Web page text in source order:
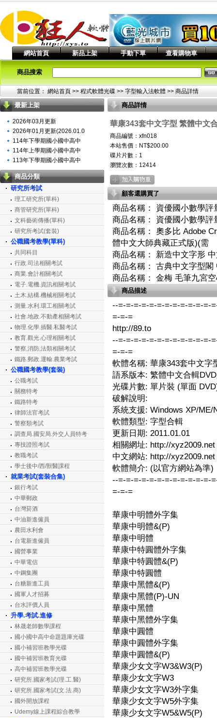
網站首頁 新品上架 手動下單 查看購物車
商品搜索
當前位置： 網站首頁 >> 程式軟體光碟 >> 字型輸入法軟體 >> 商品詳情
最新上架
2026年03月更新
2026年01月更新(2026.01.0
114年下學期國小國中高中
114年上學期國小國中高中
113年下學期國小國中高中
商品分類
研究所考試
理工研究所(單科)
商管研究所(單科)
文科藝術傳播(單科)
研究所考試(套裝)
公職國考教學(單科)
共同科目
行政.司法相關考試
商業.會計相關考試
電子.電機.資訊相關考試
土木.結構.機械相關考試
測量.水利.環工相關考試
社會.地政.不動產相關考試
物理.化學.插醫.私醫考試
教育.觀光.心理相關考試
警察,消防,法類相關考試
鐵路.郵政.運輸.農業考試
公職國考教學(套裝)
公職考試
關務特考
鐵路特考
律師法官考試
警察類考試
調查局.國安局.外交人員特考
專技證照考試
教職考試
學士後中/西/獸醫課程
就業考試(套裝合集)
銀行考試
中華郵政
台灣菸酒
中油新進僱員
農田水利會
台電新進僱員
國營事業
中華電信
中鋼集團
台糖新進工員
國軍人才招募
台水評價人員
升學.考試.進修
林晟老師數學課程
國小國中高中命題題庫光碟
國小補習班教學光碟
國中補習班教育光碟
高中補習班教學光碟
研究所.國家考試(理.工.醫)
研究所.國家考試(文.法.商)
國外開放課程
Udemy線上課程綜合教學
商品詳情
華康343套中文字型 繁體中文
商品編號：xfn018
本站售價：NT$200.00
碟片片數：1
瀏覽次數： 12414
顧客還購買了
商品名稱：
資優國小數學評
商品名稱：
資優國小數學評
商品名稱：
奧多比 Adobe
體中文大師典藏正式版)(需
商品名稱：
新造中文字形
商品名稱：
古典中文字型閣
商品名稱：
金梅 毛筆九宮
商品描述
--=-=-=-=-=-=-=-=-=-=-=-=-
=-=-=
http://89.to
--=-=-=-=-=-=-=-=-=-=-=-=-
=-=-=
軟體名稱: 華康343套中文字
語系版本: 繁體中文合輯
光碟片數: 單片裝 (單面
破解說明:
系統支援: Windows XP/ME/
軟體類型: 字型合輯
更新日期: 2011.01.01
相關網址: http://xyz2009.net
中文網站: http://xyz2009.net
軟體簡介: (以官方網站為準)
--=-=-=-=-=-=-=-=-=-=-=-=-
=-=-=
華康中明體外字集
華康中明體&(P)
華康中明體
華康中特圓體外字集
華康中特圓體&(P)
華康中特圓體
華康中黑體&(P)
華康中黑體(P)-UN
華康中黑體
華康中黑體外字集
華康中圓體
華康中圓體外字集
華康中圓體&(P)
華康少女文字W3&W3(P)
華康少女文字W3
華康少女文字W3外字集
華康少女文字W5外字集
華康少女文字W5&W5(P)